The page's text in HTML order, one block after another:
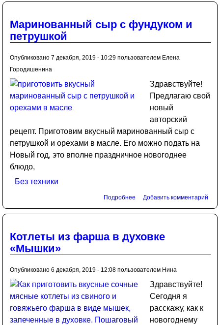
Маринованный сыр с фундуком и
петрушкой
Опубликовано 7 декабря, 2019 - 10:29 пользователем Елена
Городишенина
Здравствуйте!
Предлагаю свой
новый
авторский
рецепт. Приготовим вкусный маринованный сыр с
петрушкой и орехами в масле. Его можно подать на
Новый год, это вполне праздничное новогоднее
блюдо,
Без техники
Подробнее Добавить комментарий
Котлеты из фарша в духовке
«Мышки»
Опубликовано 6 декабря, 2019 - 12:08 пользователем Нина
Здравствуйте!
Сегодня я
расскажу, как к
новогоднему